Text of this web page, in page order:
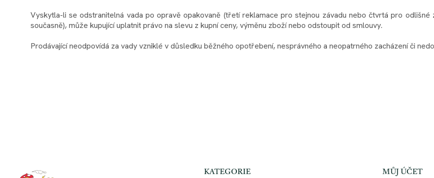
Vyskytla-li se odstranitelná vada po opravě opakovaně (třetí reklamace pro stejnou závadu nebo čtvrtá pro
současně), může kupující uplatnit právo na slevu z kupní ceny, výměnu zboží nebo odstoupit od smlouvy.
Prodávající neodpovídá za vady vzniklé v důsledku běžného opotřebení, nesprávného a neopatrného zacházení či
KATEGORIE MŮJ ÚČET